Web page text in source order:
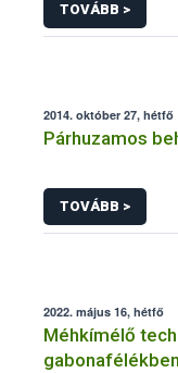
TOVÁBB >
2014. október 27, hétfő
Párhuzamos
TOVÁBB >
2022. május 16, hétfő
Méhkímélő